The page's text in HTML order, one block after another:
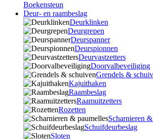
Boekensteun
Deur- en raambeslag
Deurklinken
Deurgrepen
Deurspanner
Deurspionnen
Deurvastzetters
Doorvalbeveiliging
Grendels &
Kajuithaken
Raambeslag
Raamuitzetters
Rozetten
Scharnieren
Schuifdeurbeslag
Sloten